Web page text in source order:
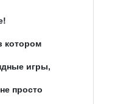
котором
игры,
просто